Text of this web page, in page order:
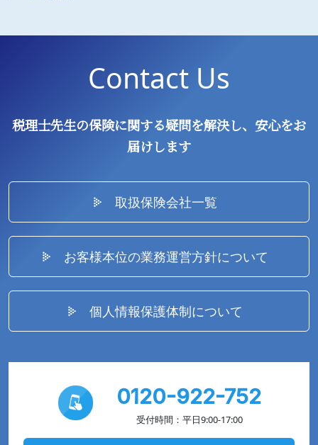
Contact Us
税理士先生の保険に関する疑問を解決し、安心をお
届けします
取扱保険会社一覧
お客様本位の業務運営方針について
個人情報保護体制について
0120-922-752
受付時間：平日9:00-17:00